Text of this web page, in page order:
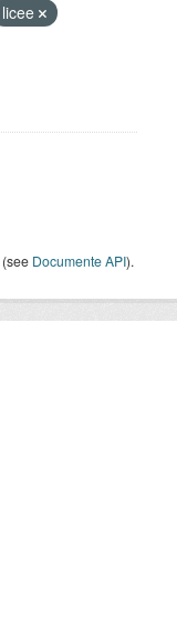
licee
(see Documente API).